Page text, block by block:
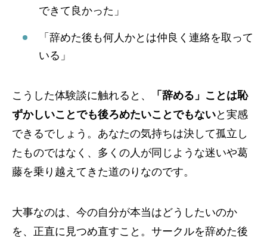
できて良かった」
「辞めた後も何人かとは仲良く連絡を取って
いる」
こうした体験談に触れると、
「辞める」ことは恥
ずかしいことでも後ろめたいことでもないと実感
できるでしょう。あなたの気持ちは決して孤立し
たものではなく、多くの人が同じような迷いや葛
藤を乗り越えてきた道のりなのです。
大事なのは、今の自分が本当はどうしたいのか
を、正直に見つめ直すこと。サークルを辞めた後